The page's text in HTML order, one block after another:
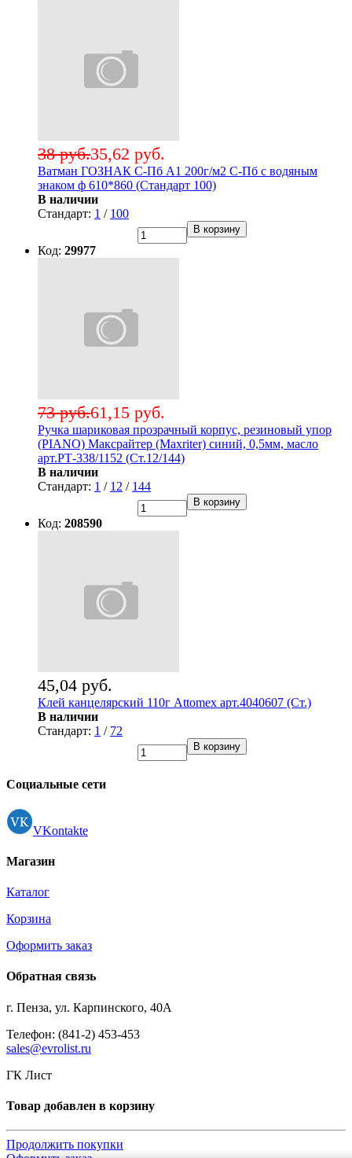
35,62 руб.
38 руб.
Ватман ГОЗНАК С-Пб А1 200г/м2 С-Пб с водяным
знаком ф 610*860 (Стандарт 100)
В наличии
Стандарт: 1 / 100
В корзину
Код: 29977
61,15 руб.
73 руб.
Ручка шариковая прозрачный корпус, резиновый упор
(PIANO) Максрайтер (Maxriter) синий, 0,5мм, масло
арт.РТ-338/1152 (Ст.12/144)
В наличии
Стандарт: 1 / 12 / 144
В корзину
Код: 208590
45,04 руб.
Клей канцелярский 110г Attomex арт.4040607 (Ст.)
В наличии
Стандарт: 1 / 72
В корзину
Социальные сети
VKontakte
Магазин
Каталог
Корзина
Оформить заказ
Обратная связь
г. Пенза, ул. Карпинского, 40А
Телефон: (841-2) 453-453
sales@evrolist.ru
ГК Лист
Товар добавлен в корзину
Продолжить покупки